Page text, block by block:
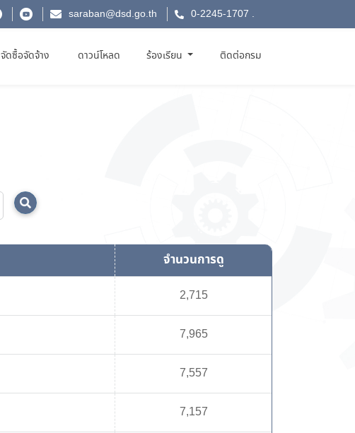
saraban@dsd.go.th 0-2245-1707 .
จัดซื้อจัดจ้าง ดาวน์โหลด ร้องเรียน ติดต่อกรม
จำนวนการดู
2,715
7,965
7,557
7,157